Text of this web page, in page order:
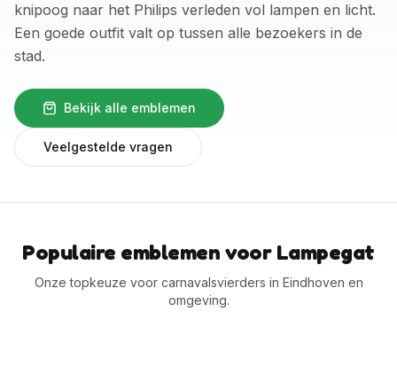
knipoog naar het Philips verleden vol lampen en licht.
Een goede outfit valt op tussen alle bezoekers in de
stad.
Bekijk alle emblemen
Veelgestelde vragen
Populaire emblemen voor Lampegat
Onze topkeuze voor carnavalsvierders in Eindhoven en
omgeving.